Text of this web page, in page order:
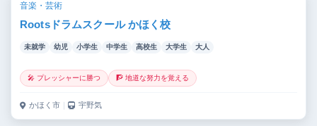
音楽・芸術
Rootsドラムスクール かほく校
未就学 幼児 小学生 中学生 高校生 大学生 大人
🎤 プレッシャーに勝つ 🧗 地道な努力を覚える
かほく市 ｜ 宇野気